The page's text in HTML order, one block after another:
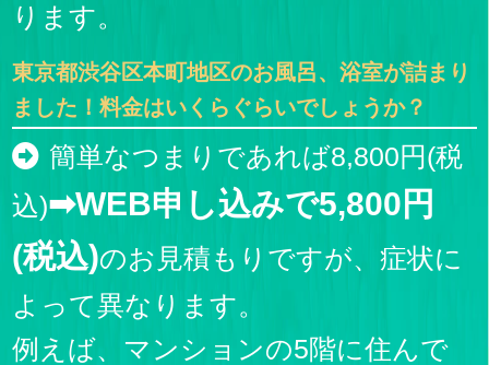
ります。
東京都渋谷区本町地区のお風呂、浴室が詰まり
ました！料金はいくらぐらいでしょうか？
簡単なつまりであれば8,800円(税
込)➡WEB申し込みで5,800円
(税込)のお見積もりですが、症状に
よって異なります。
例えば、マンションの5階に住んで